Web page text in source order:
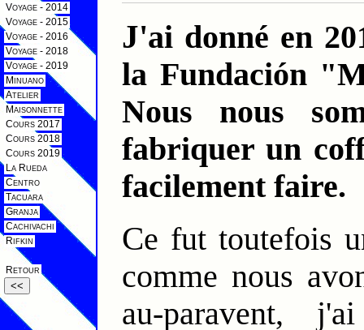
J'ai donné en 2017 des cours de menuiserie à
la Fundación
Nous nous
fabriquer un
facilement faire.
Ce fut toutefois un projet assez compliqué mais
comme nous
au-paravent,
Voyage - 2014
Voyage - 2015
Voyage - 2016
Voyage - 2018
Voyage - 2019
Minuano
Atelier
Maisonnette
Cours 2017
Cours 2018
Cours 2019
La Rueda
Centro
Tacuara
Granja
Cachivachi
Rifkin
Retour
<<